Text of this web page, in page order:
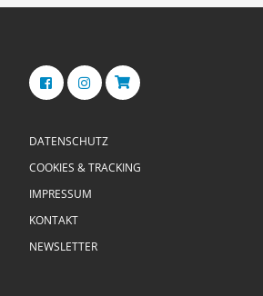
DATENSCHUTZ
COOKIES & TRACKING
IMPRESSUM
KONTAKT
NEWSLETTER